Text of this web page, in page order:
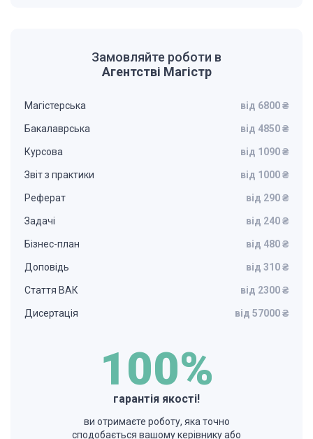
Замовляйте роботи в
Агентстві Магістр
Магістерська від 6800 ₴
Бакалаврська від 4850 ₴
Курсова від 1090 ₴
Звіт з практики від 1000 ₴
Реферат від 290 ₴
Задачі від 240 ₴
Бізнес-план від 480 ₴
Доповідь від 310 ₴
Стаття ВАК від 2300 ₴
Дисертація від 57000 ₴
100%
гарантія якості!
ви отримаєте роботу, яка точно
сподобається вашому керівнику або